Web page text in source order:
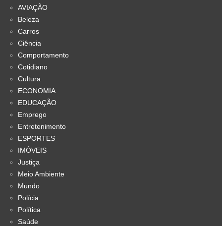
AVIAÇÃO
Beleza
Carros
Ciência
Comportamento
Cotidiano
Cultura
ECONOMIA
EDUCAÇÃO
Emprego
Entretenimento
ESPORTES
IMÓVEIS
Justiça
Meio Ambiente
Mundo
Polícia
Política
Saúde